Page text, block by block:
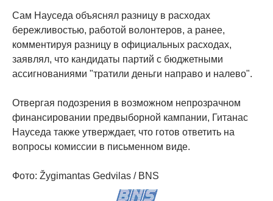
Сам Науседа объяснял разницу в расходах
бережливостью, работой волонтеров, а ранее,
комментируя разницу в официальных расходах,
заявлял, что кандидаты партий с бюджетными
ассигнованиями "тратили деньги направо и налево".
Отвергая подозрения в возможном непрозрачном
финансировании предвыборной кампании, Гитанас
Науседа также утверждает, что готов ответить на
вопросы комиссии в письменном виде.
Фото: Žygimantas Gedvilas / BNS